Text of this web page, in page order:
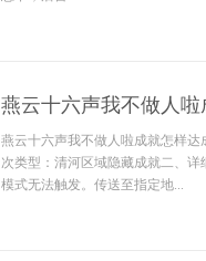
燕云十六声我不做人
燕云十六声我不做人啦成就怎样
次类型：清河区域隐藏成就二、
模式无法触发。传送至指定地...